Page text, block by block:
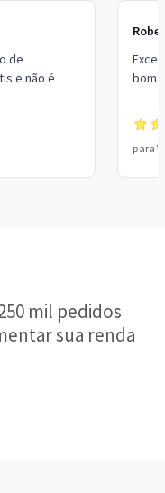
de
e não é
bom
para
mil pedidos
sua renda